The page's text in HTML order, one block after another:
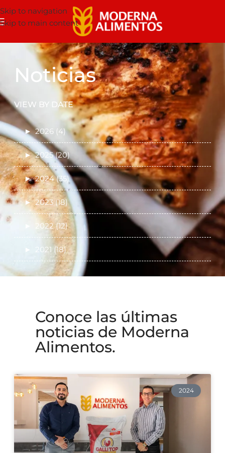
Skip to navigation
Skip to main content
Noticias
VIEW BY DATE
► 2026 (4)
► 2025 (20)
► 2024 (35)
► 2023 (18)
2022 (12)
► 2021 (18)
Conoce las últimas
noticias de Moderna
Alimentos.
2024